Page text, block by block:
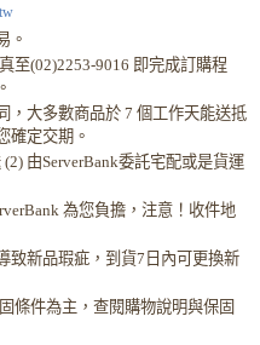
。
至(02)2253-9016 即完成訂購程
，大多數商品於 7 個工作天能送抵
確定交期。
由ServerBank委託宅配或是貨運
為您負擔，注意！收件地
致新品瑕疵，到貨7日內可更換新
條件為主，查閱購物說明與保固